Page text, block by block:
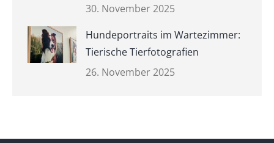
30. November 2025
Hundeportraits im Wartezimmer:
Tierische Tierfotografien
26. November 2025